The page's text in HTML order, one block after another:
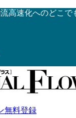
高速化へのどこで